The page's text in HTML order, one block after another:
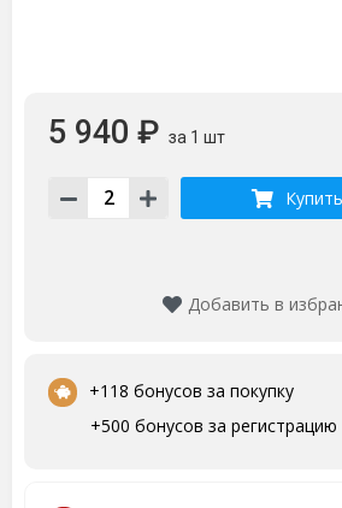
5 940 ₽ за 1 шт
Купить
Добавить в
• +118 бонусов за покупку
+500 бонусов за регистрацию